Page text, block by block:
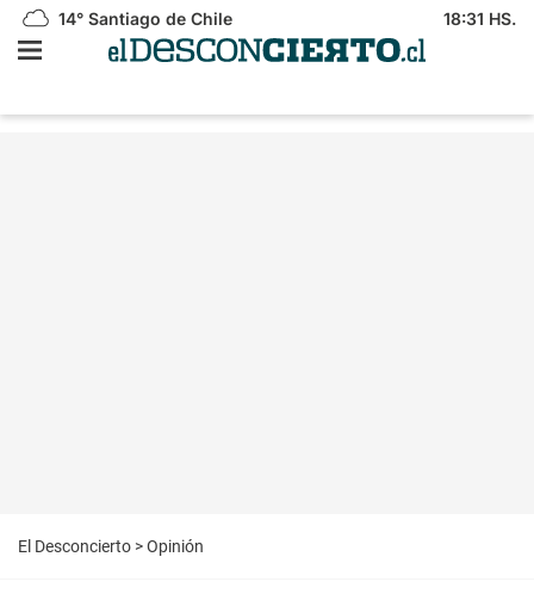
14° Santiago de Chile 18:31 HS.
El Desconcierto >Opinión